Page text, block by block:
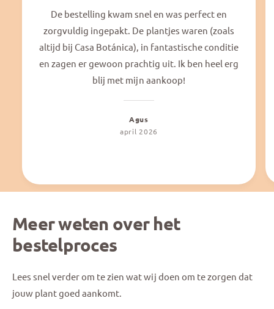
De bestelling kwam snel en was perfect en
zorgvuldig ingepakt. De plantjes waren (zoals
altijd bij Casa Botánica), in fantastische conditie
en zagen er gewoon prachtig uit. Ik ben heel erg
blij met mijn aankoop!
Agus
april 2026
Meer weten over het
bestelproces
Lees snel verder om te zien wat wij doen om te zorgen dat
jouw plant goed aankomt.